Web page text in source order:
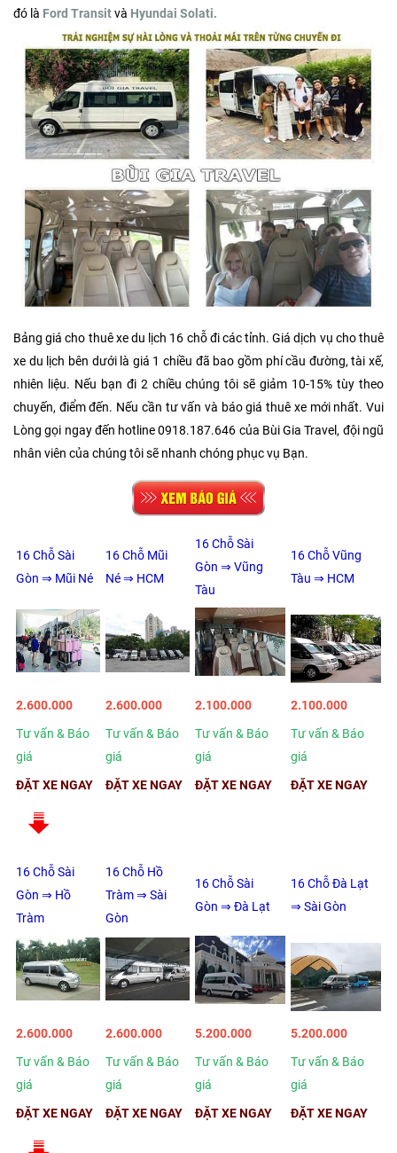
đó là Ford Transitvà Hyundai Solati.
Bảng giá cho thuê xe du lịch 16 chỗ đi các tỉnh. Giá dịch vụ cho thuê
xe du lịch bên dưới là giá 1 chiều đã bao gồm phí cầu đường, tài xế,
nhiên liệu. Nếu bạn đi 2 chiều chúng tôi sẽ giảm 10-15% tùy theo
chuyến, điểm đến. Nếu cần tư vấn và báo giá thuê xe mới nhất. Vui
Lòng gọi ngay đến hotline 0918.187.646 của Bùi Gia Travel, đội ngũ
nhân viên của chúng tôi sẽ nhanh chóng phục vụ Bạn.
16 Chỗ Sài
Gòn ⇒ Mũi Né
16 Chỗ Mũi
Né ⇒ HCM
16 Chỗ Sài
Gòn ⇒ Vũng
Tàu
16 Chỗ Vũng
Tàu ⇒ HCM
2.600.000 2.600.000 2.100.000
2.100.000
Tư vấn & Báo
giá
Tư vấn & Báo
giá
Tư vấn & Báo
giá
Tư vấn & Báo
giá
ĐẶT XE NGAY
ĐẶT XE NGAY ĐẶT XE NGAY ĐẶT XE NGAY
16 Chỗ Sài
Gòn ⇒ Hồ
Tràm
16 Chỗ Hồ
Tràm ⇒ Sài
Gòn
16 Chỗ Sài
Gòn ⇒ Đà Lạt
16 Chỗ Đà Lạt
⇒ Sài Gòn
2.600.000 2.600.000 5.200.000
5.200.000
Tư vấn & Báo
giá
Tư vấn & Báo
giá
Tư vấn & Báo
giá
Tư vấn & Báo
giá
ĐẶT XE NGAY
ĐẶT XE NGAY ĐẶT XE NGAY ĐẶT XE NGAY